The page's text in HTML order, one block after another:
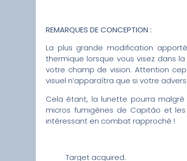
REMARQUES DE CONCEPTION :
La plus grande modification
thermique lorsque vous visez dans
votre champ de vision. Attention
visuel n’apparaîtra que si votre
Cela étant, la lunette pourra
micros fumigènes de Capitão et
intéressant en combat rapproché !
Target acquired.